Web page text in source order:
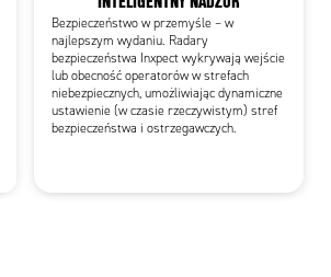
Bezpieczeństwo w przemyśle – w
najlepszym wydaniu. Radary
bezpieczeństwa Inxpect wykrywają wejście
lub obecność operatorów w strefach
niebezpiecznych, umożliwiając dynamiczne
ustawienie (w czasie rzeczywistym) stref
bezpieczeństwa i ostrzegawczych.